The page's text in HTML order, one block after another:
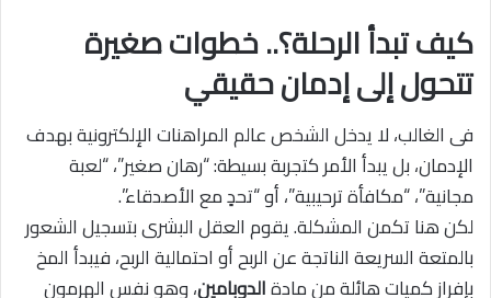
كيف تبدأ الرحلة؟.. خطوات صغيرة
تتحول إلى إدمان حقيقي
فى الغالب، لا يدخل الشخص عالم المراهنات الإلكترونية بهدف
الإدمان، بل يبدأ الأمر كتجربة بسيطة: “رهان صغير”، “لعبة
مجانية”، “مكافأة ترحيبية”، أو “تحدٍ مع الأصدقاء”.
لكن هنا تكمن المشكلة. يقوم العقل البشرى بتسجيل الشعور
بالمتعة السريعة الناتجة عن الربح أو احتمالية الربح، فيبدأ المخ
بإفراز كميات هائلة من مادةالدوبامين، وهو نفس الهرمون